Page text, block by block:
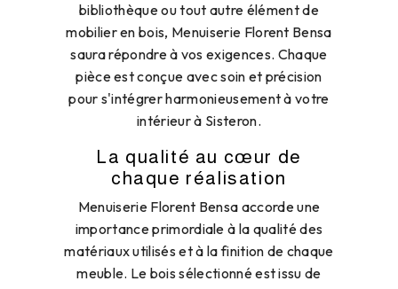
bibliothèque ou tout autre élément de
mobilier en bois, Menuiserie Florent Bensa
saura répondre à vos exigences. Chaque
pièce est conçue avec soin et précision
pour s'intégrer harmonieusement à votre
intérieur à Sisteron.
La qualité au cœur de
chaque réalisation
Menuiserie Florent Bensa accorde une
importance primordiale à la qualité des
matériaux utilisés et à la finition de chaque
meuble. Le bois sélectionné est issu de